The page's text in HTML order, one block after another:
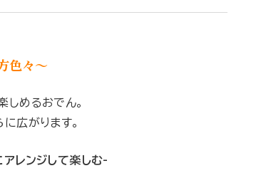
色々〜
しめるおでん。
広がります。
レンジして楽しむ-